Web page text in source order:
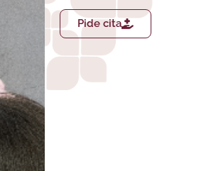
Pide cita